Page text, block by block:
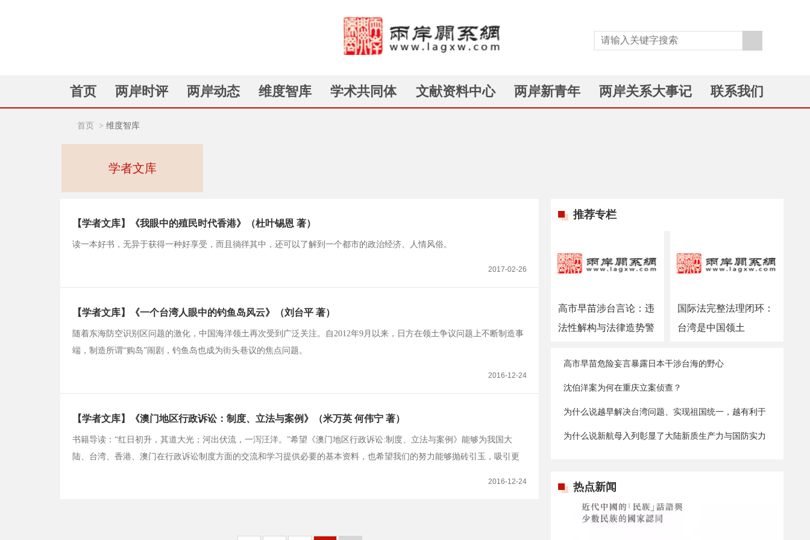
首页 两岸时评 两岸动态 维度智库 学术共同体 文献资料中心 两岸新青年 两岸关系大事记 联系我们
首页 > 维度智库
学者文库
【学者文库】《我眼中的殖民时代香港》（杜叶锡恩 著）
读一本好书，无异于获得一种好享受，而且徜徉其中，还可以了解到一个都市的政治经济、人情风俗。
2017-02-26
【学者文库】《一个台湾人眼中的钓鱼岛风云》（刘台平 著）
随着东海防空识别区问题的激化，中国海洋领土再次受到广泛关注。自2012年9月以来，日方在领土争议问题上不断制造事
端，制造所谓“购岛”闹剧，钓鱼岛也成为街头巷议的焦点问题。
2016-12-24
【学者文库】《澳门地区行政诉讼：制度、立法与案例》（米万英 何伟宁 著）
书籍导读：“红日初升，其道大光；河出伏流，一泻汪洋。”希望《澳门地区行政诉讼:制度、立法与案例》能够为我国大
陆、台湾、香港、澳门在行政诉讼制度方面的交流和学习提供必要的基本资料，也希望我们的努力能够抛砖引玉，吸引更
2016-12-24
推荐专栏
高市早苗涉台言论：违
法性解构与法律造势警
国际法完整法理闭环：
台湾是中国领土
高市早苗危险妄言暴露日本干涉台海的野心
沈伯洋案为何在重庆立案侦查？
为什么说越早解决台湾问题、实现祖国统一，越有利于
为什么说新航母入列彰显了大陆新质生产力与国防实力
热点新闻